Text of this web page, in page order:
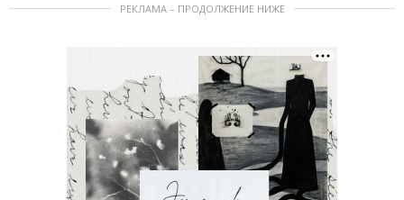
РЕКЛАМА – ПРОДОЛЖЕНИЕ НИЖЕ